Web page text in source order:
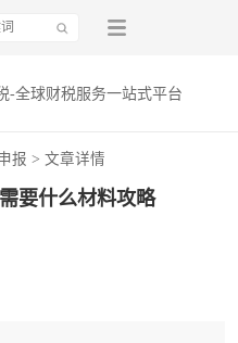
-全球财税服务一站式平台
报 > 文章详情
要什么材料攻略